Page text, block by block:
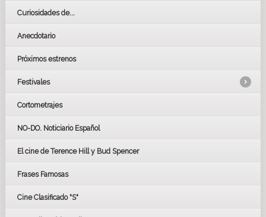
Curiosidades de...
Anecdotario
Próximos estrenos
Festivales
LOS OSCARS
GOYAS
BAFTA
Cortometrajes
NO-DO. Noticiario Español
El cine de Terence Hill y Bud Spencer
Frases Famosas
Cine Clasificado "S"